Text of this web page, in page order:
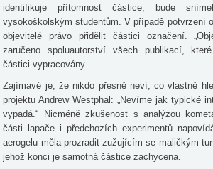
identifikuje přítomnost částice, bude
vysokoškolským studentům. V případě potvrzení
objevitelé právo přidělit částici označení.
zaručeno spoluautorství všech publikací,
částici vypracovány.
Zajímavé je, že nikdo přesně neví, co vlastně
projektu Andrew Westphal: „Nevíme jak typické
vypadá.“ Nicméně zkušenost s analýzou
části lapače i předchozích experimentů
aerogelu měla prozradit zužujícím se maličkým
jehož konci je samotná částice zachycena.